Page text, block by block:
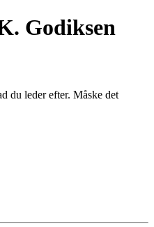
Godiksen
du leder efter. Måske det